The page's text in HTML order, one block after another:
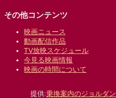
その他コンテンツ
映画ニュース
動画配信作品
TV放映スケジュール
今見る映画情報
映画の時間について
提供:乗換案内のジョルダン